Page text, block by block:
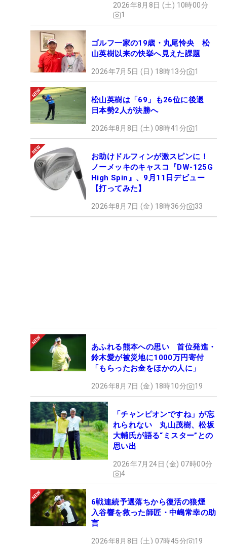
2026年8月8日 (土) 10時00分
1
ゴルフ一家の19歳・丸尾怜央 松
山英樹以来の快挙へ見えた課題
2026年7月5日 (日) 18時13分 1
松山英樹は「69」も26位に後退
日本勢2人が決勝へ
2026年8月8日 (土) 08時41分 1
お助けドルフィンが激スピンに！
ノーメッキのキャスコ『DW-125G
High Spin』、9月11日デビュー
【打ってみた】
2026年8月7日 (金) 18時36分 33
あふれる熊本への思い 首位発進・
鈴木愛が被災地に1000万円寄付
「もらったお金をほかの人に」
2026年8月7日 (金) 18時10分 19
「チャンピオンですね」が忘
れられない 丸山茂樹、松坂
大輔氏が語る“ミスター”との
思い出
2026年7月24日 (金) 07時00分
4
6戦連続予選落ちから復活の狼煙
入谷響を救った師匠・中嶋常幸の助
言
2026年8月8日 (土) 07時45分 19